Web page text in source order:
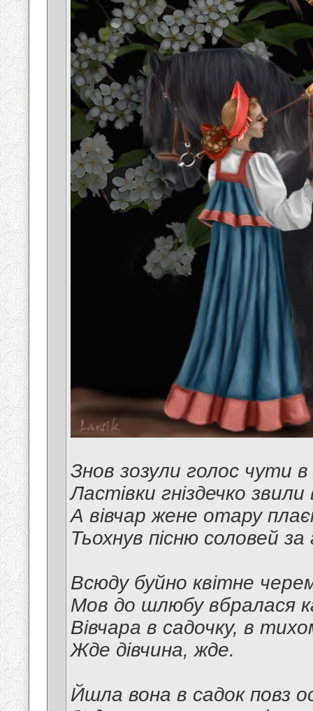
Знов зозули голос чути в
Ластівки гніздечко звили
А вівчар жене отару
Тьохнув пісню соловей за
Всюду буйно квітне
Мов до шлюбу вбралася
Вівчара в садочку, в
Жде дівчина, жде.
Йшла вона в садок повз